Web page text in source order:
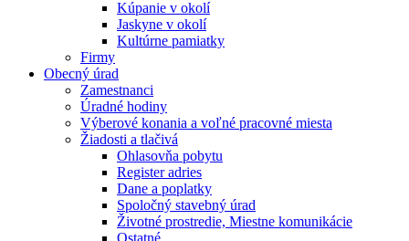
Kúpanie v okolí
Jaskyne v okolí
Kultúrne pamiatky
Firmy
Obecný úrad
Zamestnanci
Úradné hodiny
Výberové konania a voľné pracovné miesta
Žiadosti a tlačivá
Ohlasovňa pobytu
Register adries
Dane a poplatky
Spoločný stavebný úrad
Životné prostredie, Miestne komunikácie
Ostatné